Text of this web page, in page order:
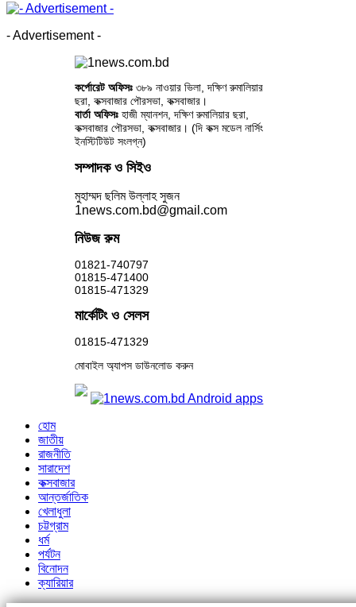
- Advertisement -
কর্পোরেট অফিসঃ ৩৮৯ নাওয়ার ভিলা, দক্ষিণ রুমালিয়ার
ছরা, কক্সবাজার পৌরসভা, কক্সবাজার।
বার্তা অফিসঃহাজী ম্যানশন, দক্ষিণ রুমালিয়ার ছরা,
কক্সবাজার পৌরসভা, কক্সবাজার। (দি কক্স মডেল নার্সিং
ইনস্টিটিউট সংলগ্ন)
সম্পাদক ও সিইও
মুহাম্মদ ছলিম উল্লাহ সুজন
1news.com.bd@gmail.com
নিউজ রুম
01821-740797
01815-471400
01815-471329
মার্কেটিং ও সেলস
01815-471329
মোবাইল অ্যাপস ডাউনলোড করুন
হোম
জাতীয়
রাজনীতি
সারাদেশ
কক্সবাজার
আন্তর্জাতিক
খেলাধুলা
চট্টগ্রাম
ধর্ম
পর্যটন
বিনোদন
ক্যারিয়ার